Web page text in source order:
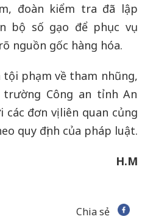
đoàn kiểm tra đã lập
bộ số gạo để phục vụ
nguồn gốc hàng hóa.
tội phạm về tham nhũng,
Công an tỉnh An
đơn vị liên quan củng
quy định của pháp luật.
H.M
Chia sẻ